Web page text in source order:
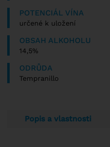
POTENCIÁL VÍNA
určené k uložení
OBSAH ALKOHOLU
14,5%
ODRŮDA
Tempranillo
Popis a vlastnosti